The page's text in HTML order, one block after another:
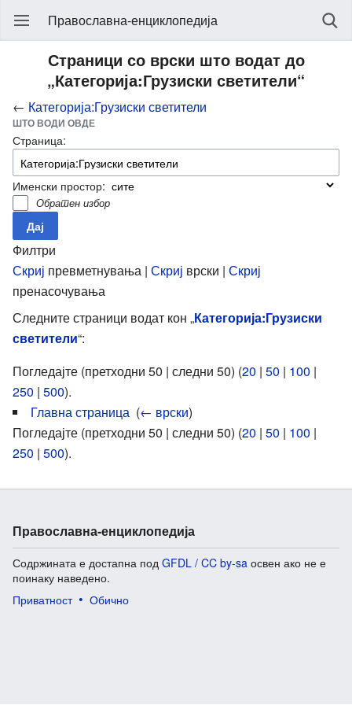
Православна-енциклопедија
Страници со врски што водат до
„Категорија:Грузиски светители“
← Категорија:Грузиски светители
ШТО ВОДИ ОВДЕ
Страница:
Именски простор:
Обратен избор
Филтри
Скриј превметнувања | Скриј врски | Скриј
пренасочувања
Следните страници водат кон „Категорија:Грузиски
светители“:
Погледајте (претходни 50 | следни 50) (20 | 50 | 100 |
250 | 500).
Главна страница (← врски)
Погледајте (претходни 50 | следни 50) (20 | 50 | 100 |
250 | 500).
Православна-енциклопедија
Содржината е достапна под GFDL / CC by-sa освен ако не е
поинаку наведено.
Приватност
Обично